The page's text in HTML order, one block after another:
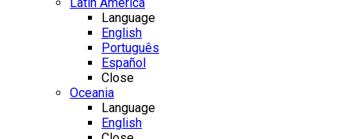
Language
English
Português
Español
Close
Oceania
Language
English